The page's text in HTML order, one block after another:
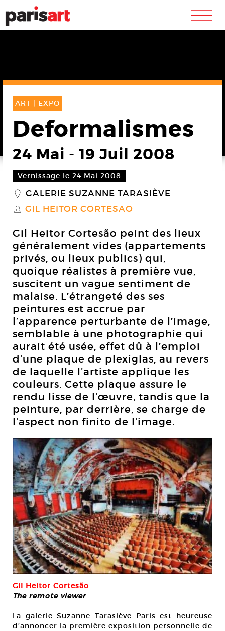
m
ART | EXPO
Deformalismes
24 Mai - 19 Juil 2008
Vernissage le 24 Mai 2008
_ GALERIE SUZANNE TARASIÈVE
S GIL HEITOR CORTESAO
Gil Heitor Cortesão peint des lieux
généralement vides (appartements
privés, ou lieux publics) qui,
quoique réalistes à première vue,
suscitent un vague sentiment de
malaise. L’étrangeté des ses
peintures est accrue par
l’apparence perturbante de l’image,
semblable à une photographie qui
aurait été usée, effet dû à l’emploi
d’une plaque de plexiglas, au revers
de laquelle l’artiste applique les
couleurs. Cette plaque assure le
rendu lisse de l’œuvre, tandis que la
peinture, par derrière, se charge de
l’aspect non finito de l’image.
Gil Heitor Cortesão
The remote viewer
La galerie Suzanne Tarasiève Paris est heureuse
d’annoncer la première exposition personnelle de